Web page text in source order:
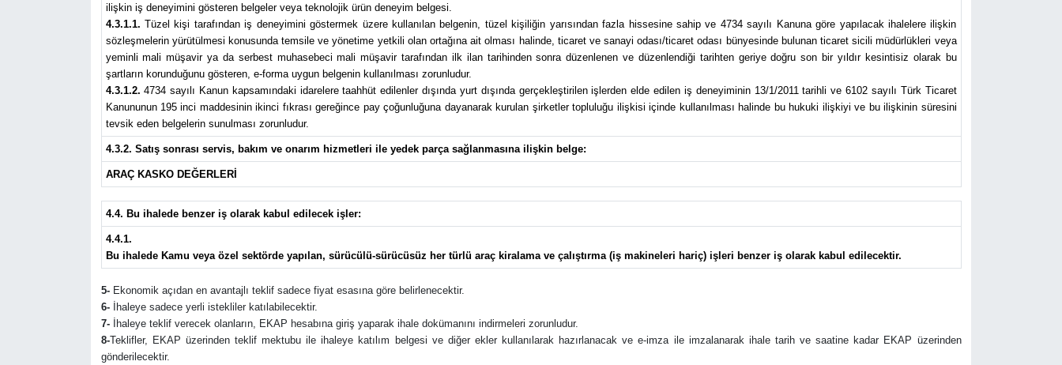
ilişkin iş deneyimini gösteren belgeler veya teknolojik ürün deneyim belgesi.
4.3.1.1. Tüzel kişi tarafından iş deneyimini göstermek üzere kullanılan belgenin, tüzel kişiliğin yarısından fazla hissesine sahip ve 4734 sayılı Kanuna göre yapılacak ihalelere ilişkin
sözleşmelerin yürütülmesi konusunda temsile ve yönetime yetkili olan ortağına ait olması halinde, ticaret ve sanayi odası/ticaret odası bünyesinde bulunan ticaret sicili müdürlükleri veya
yeminli mali müşavir ya da serbest muhasebeci mali müşavir tarafından ilk ilan tarihinden sonra düzenlenen ve düzenlendiği tarihten geriye doğru son bir yıldır kesintisiz olarak bu
şartların korunduğunu gösteren, e-forma uygun belgenin kullanılması zorunludur.
4.3.1.2. 4734 sayılı Kanun kapsamındaki idarelere taahhüt edilenler dışında yurt dışında gerçekleştirilen işlerden elde edilen iş deneyiminin 13/1/2011 tarihli ve 6102 sayılı Türk Ticaret
Kanununun 195 inci maddesinin ikinci fıkrası gereğince pay çoğunluğuna dayanarak kurulan şirketler topluluğu ilişkisi içinde kullanılması halinde bu hukuki ilişkiyi ve bu ilişkinin süresini
tevsik eden belgelerin sunulması zorunludur.
4.3.2. Satış sonrası servis, bakım ve onarım hizmetleri ile yedek parça sağlanmasına ilişkin belge:
ARAÇ KASKO DEĞERLERİ
4.4. Bu ihalede benzer iş olarak kabul edilecek işler:
4.4.1.
Bu ihalede Kamu veya özel sektörde yapılan, sürücülü-sürücüsüz her türlü araç kiralama ve çalıştırma (iş makineleri hariç) işleri benzer iş olarak kabul edilecektir.
5-Ekonomik açıdan en avantajlı teklif sadece fiyat esasına göre belirlenecektir.
6-İhaleye sadece yerli istekliler katılabilecektir.
7-İhaleye teklif verecek olanların, EKAP hesabına giriş yaparak ihale dokümanını indirmeleri zorunludur.
8-Teklifler, EKAP üzerinden teklif mektubu ile ihaleye katılım belgesi ve diğer ekler kullanılarak hazırlanacak ve e-imza ile imzalanarak ihale tarih ve saatine kadar EKAP üzerinden
gönderilecektir.